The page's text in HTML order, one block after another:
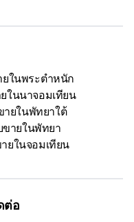
ในพระตำหนัก
ในนาจอมเทียน
ยในพัทยาใต้
ายในพัทยา
ยในจอมเทียน
ต่อ